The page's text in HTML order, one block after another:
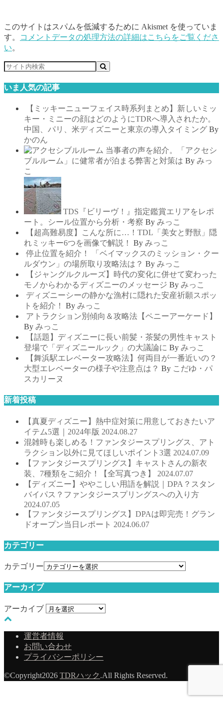
このサイトはスパムを低減するために Akismet を使っていま
す。
コメントデータの処理方法の詳細はこちらをご覧くださ
い。
いま人気の記事
【ミッキーニューフェイス時系列まとめ】新しいミッ
キー・ミニーの顔はどのようにTDRへ導入されたか。
中国、パリ、米ディズニーと東京の導入タイミング By
かのん
当事者の声を紹介。「アクセシ
ブルルーム」に健常者が泊まる弊害と対策は By みっ
こ
TDS『ビリーヴ！』指定鑑賞エリアをレポ
ート。シール位置から分析・考察 By みっこ
【超高難易度】こんな所に…！TDL「美女と野獣」隠
れミッキー6つを画像で解説！
By みっこ
停止位置を紹介！ 「ベイマックスのミッション・クー
ルダウン」の場所取り攻略法は？ By みっこ
【ジャングルクルーズ】時代の変化に併せて変わった
モノからわかるディズニーのメッセージ By みっこ
ディズニーシーの静かな漁村に隠れた安産祈願スポッ
トを紹介！
By みっこ
アトラクション別傾向＆攻略法【ペニーアーケード】
By みっこ
【話題】ディズニーに長い前髪・茶髪の男性キャスト
登場で「ディズニールック」の大議論に By みっこ
【舞浜駅エレベーター攻略法】何両目が一番近いの？
大型エレベーターの様子や注意点は？ By こだゆ・パ
スカリーヌ
新着投稿
【真夏ディズニー】熱中症対策に用意しておきたいア
イテム5選｜2024年版 2024.08.27
混雑時も楽しめる！ファンタジースプリングス、アト
ラクション以外に見てほしいポイント3選 2024.07.09
【ファンタジースプリングス】キャストさんの新衣
装、7種類をご紹介！【全写真つき】 2024.07.07
【ディズニー】ややこしい用語を解説｜DPA？スタン
バイパス？ファンタジースプリングスへの入り方
2024.07.05
【ファンタジースプリングス】DPAは即完売！グラン
ドオープン当日レポート 2024.06.07
カテゴリー
カテゴリー
アーカイブ
アーカイブ
運営者情報
お問い合わせ
プライバシーポリシー
©Copyright2026 TDRハック .All Rights Reserved.